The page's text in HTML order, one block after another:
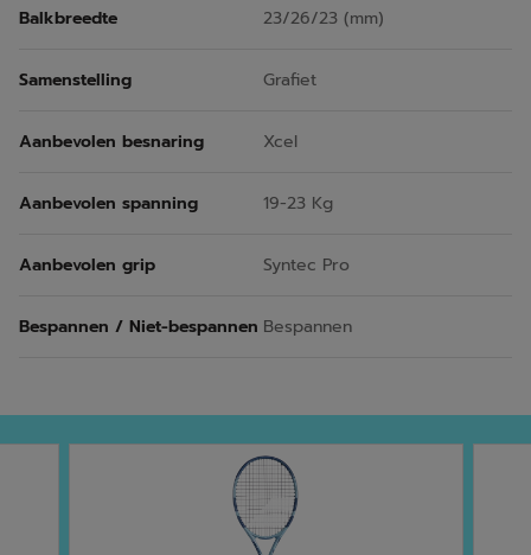
Balkbreedte 23/26/23 (mm)
Samenstelling Grafiet
Aanbevolen besnaring Xcel
Aanbevolen spanning 19-23 Kg
Aanbevolen grip Syntec Pro
Bespannen / Niet-bespannen Bespannen